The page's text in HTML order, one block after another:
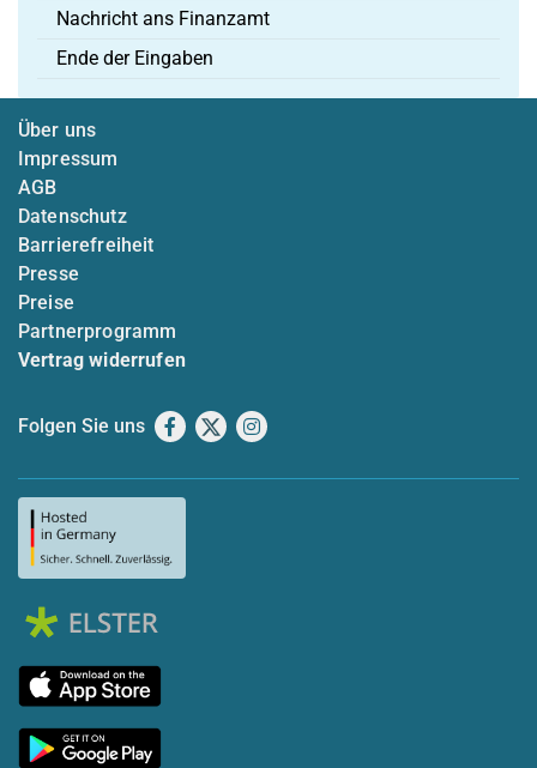
Nachricht ans Finanzamt
Ende der Eingaben
Über uns
Impressum
AGB
Datenschutz
Barrierefreiheit
Presse
Preise
Partnerprogramm
Vertrag widerrufen
Folgen Sie uns Facebook
X Instagram